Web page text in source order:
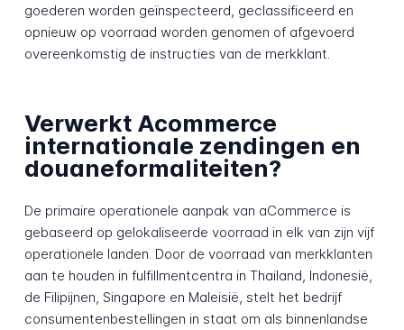
goederen worden geïnspecteerd, geclassificeerd en
opnieuw op voorraad worden genomen of afgevoerd
overeenkomstig de instructies van de merkklant.
Verwerkt Acommerce
internationale zendingen en
douaneformaliteiten?
De primaire operationele aanpak van aCommerce is
gebaseerd op gelokaliseerde voorraad in elk van zijn vijf
operationele landen. Door de voorraad van merkklanten
aan te houden in fulfillmentcentra in Thailand, Indonesië,
de Filipijnen, Singapore en Maleisië, stelt het bedrijf
consumentenbestellingen in staat om als binnenlandse